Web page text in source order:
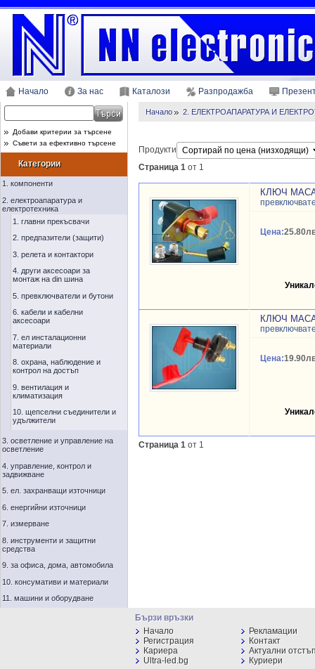
Начало За нас Каталози Разпродажба
Добави критерии за търсене
Съвети за ефективно търсене
Категории
1. компоненти
2. електроапаратура и
електротехника
1. главни прекъсвачи
2. предпазители (защити)
3. релета и контактори
4. други аксесоари за
монтаж на din шина
5. превключватели и бутони
6. кабели и кабелни
аксесоари
7. ел инсталационни
материали
8. охрана, наблюдение и
контрол на достъп
9. вентилация и
климатизация
10. щепселни съединители и
удължители
3. осветление и управление на
осветление
4. управление, контрол и
задвижване
5. ел. захранващи източници
6. енергийни източници
7. измерване
8. инструменти и защитни
средства
9. за офиса, дома, автомобила
10. консумативи и материали
11. машини и оборудване
Начало 2. ЕЛЕКТРОАПАРАТУРА И
Продукти
Страница 1 от 1
КЛЮЧ МАСА
Цена:
КЛЮЧ МАСА
Цена:
Страница 1 от 1
Бързи връзки
Начало
Рекламации
Регистрация
Контакт
Кариера
Актуални
Ultra-led.bg
Куриери